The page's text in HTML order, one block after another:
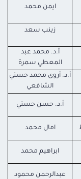
ايمن محمد
زينب سعد
أ.د. محمد عبد
المعطي سمرة
أ.د. أروى محمد حسني
الشافعي
أ.د. حسن حسني
امال محمد
ابراهيم محمد
عبدالرحمن محمود